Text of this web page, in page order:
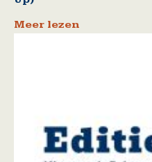
Meer lezen